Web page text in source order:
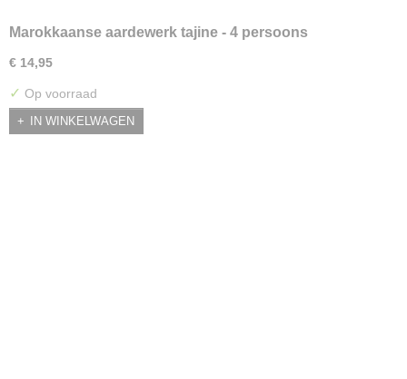
Marokkaanse aardewerk tajine - 4 persoons
€ 14,95
✓ Op voorraad
IN WINKELWAGEN